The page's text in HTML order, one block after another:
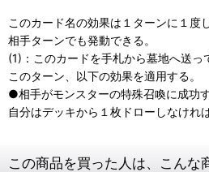
このカード名の効果は１ターンに１度
相手ターンでも発動できる。
(1)：このカードを手札から墓地へ送っ
このターン、以下の効果を適用する。
●相手がモンスターの特殊召喚に成功す
自分はデッキから１枚ドローしなけれ
この商品を買った人は、こんな